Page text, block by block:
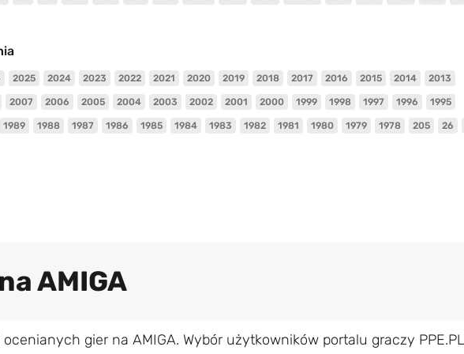
2025 2024 2023 2022 2021 2020 2019 2018 2017 2016 2015 2014 2013
2007 2006 2005 2004 2003 2002 2001 2000 1999 1998 1997 1996 1995
1989 1988 1987 1986 1985 1984 1983 1982 1981 1980 1979 1978 205 26
AMIGA
gier na AMIGA. Wybór użytkowników portalu graczy PPE.PL